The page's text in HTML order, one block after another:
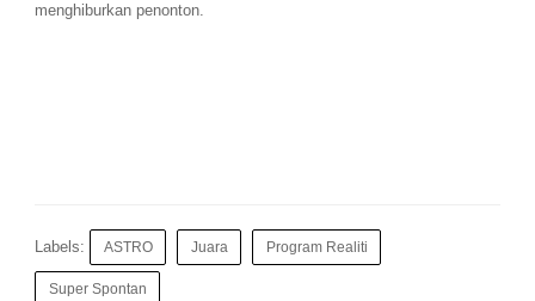
menghiburkan penonton.
Labels: ASTRO Juara Program Realiti
Super Spontan